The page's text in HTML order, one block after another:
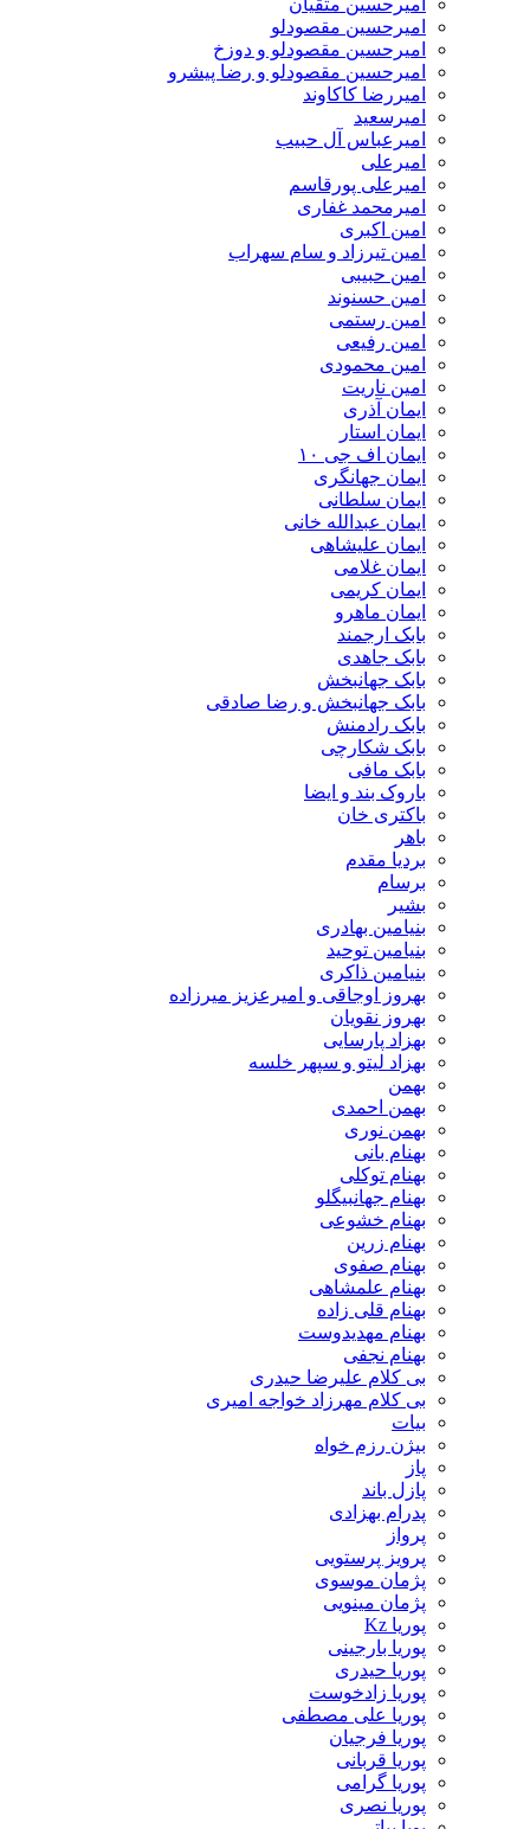
امیرحسین متقیان
امیرحسین مقصودلو
امیرحسین مقصودلو و دوزخ
امیرحسین مقصودلو و رضا پیشرو
امیررضا کاکاوند
امیرسعید
امیرعباس آل حبیب
امیرعلی
امیرعلی پورقاسم
امیرمحمد غفاری
امین اکبری
امین تیرزاد و سام سهراب
امین حبیبی
امین حسنوند
امین رستمی
امین رفیعی
امین محمودی
امین ناریت
ایمان آذری
ایمان استار
ایمان اف جی ۱۰
ایمان جهانگری
ایمان سلطانی
ایمان عبدالله خانی
ایمان علیشاهی
ایمان غلامی
ایمان کریمی
ایمان ماهرو
بابک ارجمند
بابک جاهدی
بابک جهانبخش
بابک جهانبخش و رضا صادقی
بابک رادمنش
بابک شکارچی
بابک مافی
باروک بند و ایضا
باکتری خان
باهر
بردیا مقدم
برسام
بشیر
بنیامین بهادری
بنیامین توحید
بنیامین ذاکری
بهروز اوجاقی و امیرعزیز میرزاده
بهروز نقویان
بهزاد پارسایی
بهزاد لیتو و سپهر خلسه
بهمن
بهمن احمدی
بهمن نوری
بهنام بانی
بهنام توکلی
بهنام جهانبیگلو
بهنام خشوعی
بهنام زرین
بهنام صفوی
بهنام علمشاهی
بهنام قلی زاده
بهنام مهدیدوست
بهنام نجفی
بی کلام علیرضا حیدری
بی کلام مهرزاد خواجه امیری
بیات
بیژن رزم خواه
پاز
پازل باند
پدرام بهزادی
پرواز
پرویز پرستویی
پژمان موسوی
پژمان مینویی
پوریا Kz
پوریا بارجینی
پوریا حیدری
پوریا زادخوست
پوریا علی مصطفی
پوریا فرجیان
پوریا قربانی
پوریا گرامی
پوریا نصری